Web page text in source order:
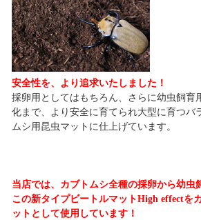
安全性を、より追求いたしました！
採卵用としてはもちろん、さらに幼虫飼育
化まで、より安全に育てられ大型に育つバ
ムシ用昆虫マットに仕上げています。
当店では、カブトムシ全種の採卵から幼虫
この新タイプビートルマットHigh effectを
ットとして使用しています！